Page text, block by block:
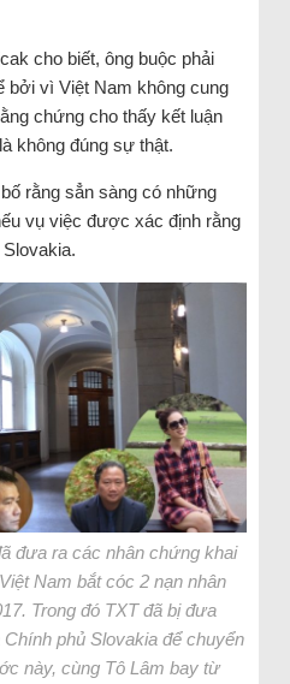
cho biết, ông buộc phải
vì Việt Nam không cung
chứng cho thấy kết luận
không đúng sự thật.
rằng sẳn sàng có những
vụ việc được xác định rằng
đưa ra các nhân chứng khai
Nam bắt cóc 2 nạn nhân
Trong đó TXT đã bị đưa
phủ Slovakia để chuyển
này, cùng Tô Lâm bay từ